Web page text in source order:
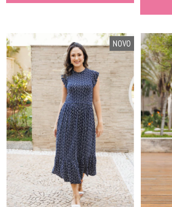
NOVO